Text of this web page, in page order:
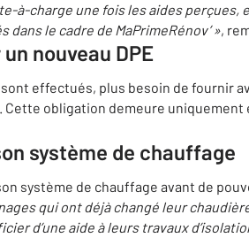
à-charge une fois les aides perçues,
le cadre de MaPrimeRénov’ »,
nouveau DPE
effectués, plus besoin de fournir
. Cette obligation demeure uniquement
système de chauffage
système de chauffage avant de
qui ont déjà changé leur
d’une aide à leurs travaux